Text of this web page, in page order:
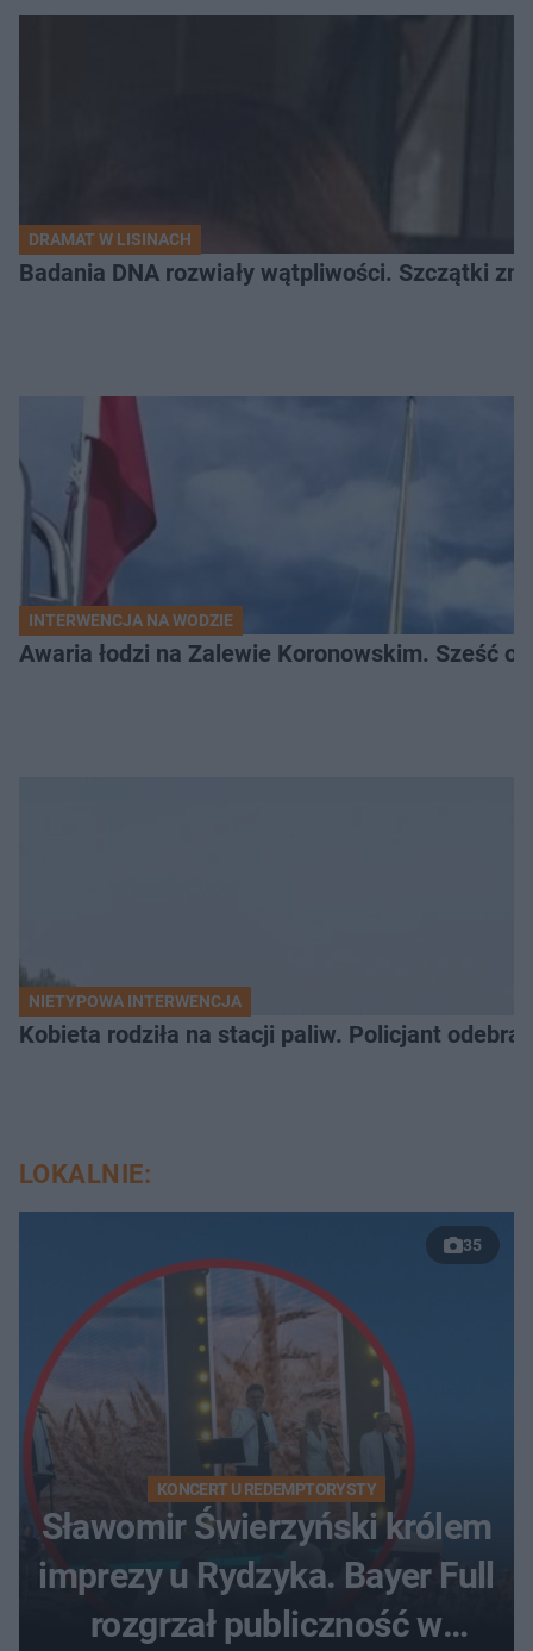
DRAMAT W LISINACH
Badania DNA rozwiały wątpliwości. Szczątki
INTERWENCJA NA WODZIE
Awaria łodzi na Zalewie Koronowskim. Sześć
NIETYPOWA INTERWENCJA
Kobieta rodziła na stacji paliw. Policjant
LOKALNIE:
35
KONCERT U REDEMPTORYSTY
Sławomir Świerzyński królem
imprezy u Rydzyka. Bayer Full
rozgrzał publiczność w